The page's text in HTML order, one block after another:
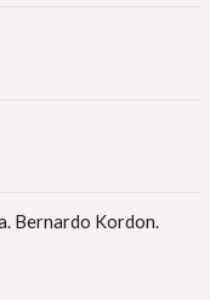
Bernardo Kordon.